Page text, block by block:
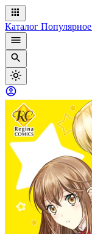
Каталог Популярное